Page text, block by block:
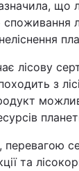
що
лісову
з
перевагою
та